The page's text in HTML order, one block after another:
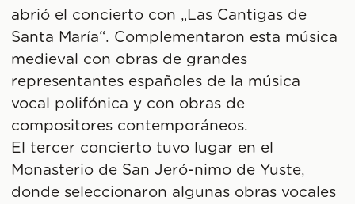
abrió el concierto con „Las Cantigas de
Santa María“. Complementaron esta música
medieval con obras de grandes
representantes españoles de la música
vocal polifónica y con obras de
compositores contemporáneos.
El tercer concierto tuvo lugar en el
Monasterio de San Jeró-nimo de Yuste,
donde seleccionaron algunas obras vocales